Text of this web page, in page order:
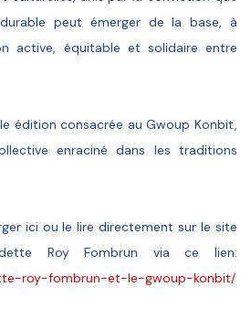
peut émerger de la base, à
active, équitable et solidaire entre
édition consacrée au Gwoup Konbit,
enraciné dans les traditions
ici ou le lire directement sur le site
Roy Fombrun via ce lien:
roy-fombrun-et-le-gwoup-konbit/